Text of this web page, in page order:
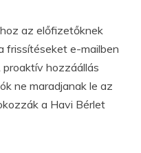
az előfizetőknek
frissítéseket e-mailben
hozzáállás
ne maradjanak le az
a Havi Bérlet